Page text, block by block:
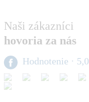
Naši zákazníci
hovoria za nás
Hodnotenie · 5,0